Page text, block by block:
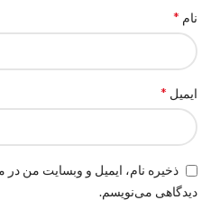
نام *
ایمیل *
ذخیره نام، ایمیل و وبسایت من در
دیدگاهی می‌نویسم.